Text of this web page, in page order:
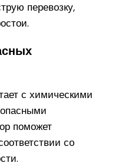
перевозку,
с химическими
поможет
со